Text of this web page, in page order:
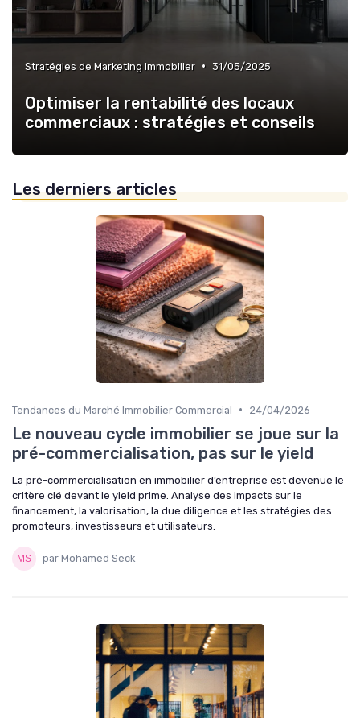
Stratégies de Marketing Immobilier • 31/05/2025
Optimiser la rentabilité des locaux
commerciaux : stratégies et conseils
Les derniers articles
Tendances du Marché Immobilier Commercial • 24/04/2026
Le nouveau cycle immobilier se joue sur la
pré-commercialisation, pas sur le yield
La pré-commercialisation en immobilier d’entreprise est devenue le
critère clé devant le yield prime. Analyse des impacts sur le
financement, la valorisation, la due diligence et les stratégies des
promoteurs, investisseurs et utilisateurs.
par Mohamed Seck